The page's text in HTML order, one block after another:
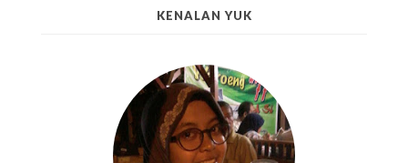
KENALAN YUK